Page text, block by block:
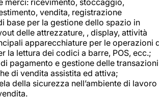
vendita, registrazione
base per la gestione dello spazio in
delle attrezzature, , display, attività
apparecchiature per le operazioni
la lettura dei codici a barre, POS, ecc.;
pagamento e gestione delle transazioni
di vendita assistita ed attiva;
della sicurezza nell’ambiente di lavoro